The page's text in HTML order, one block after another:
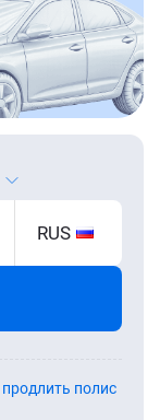
RUS
продлить полис